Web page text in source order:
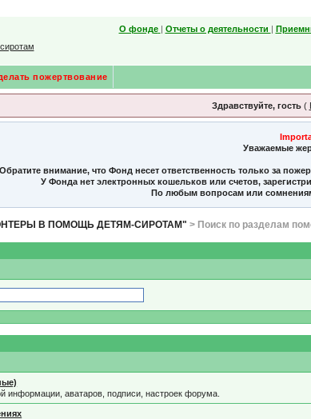
О фонде | Отчеты о деятельности |
пожертвование
Здравствуйте, гость(
Уважаемые
Обратите внимание, что Фонд несет ответственность только за
У Фонда нет электронных кошельков или счетов,
По любым вопросам или
В ПОМОЩЬ ДЕТЯМ-СИРОТАМ" > Поиск по разделам
информации, аватаров, подписи, настроек форума.